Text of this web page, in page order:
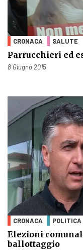
CRONACA SALUTE
Parrucchieri ed
Pubblicato il
8 Giugno 2015
CRONACA POLITICA
Elezioni
ballottaggio